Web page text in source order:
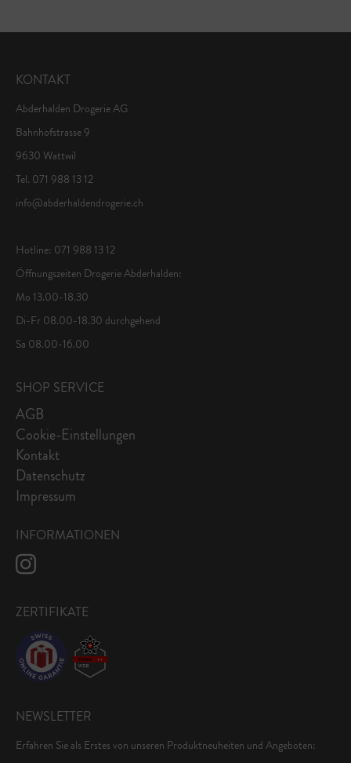
KONTAKT
Abderhalden Drogerie AG
Bahnhofstrasse 9
9630 Wattwil
Tel. 071 988 13 12
info@abderhaldendrogerie.ch
Hotline: 071 988 13 12
Öffnungszeiten Drogerie Abderhalden:
Mo 13.00-18.30
Di-Fr 08.00-18.30 durchgehend
Sa 08.00-16.00
SHOP SERVICE
AGB
Cookie-Einstellungen
Kontakt
Datenschutz
Impressum
INFORMATIONEN
ZERTIFIKATE
NEWSLETTER
Erfahren Sie als Erstes von unseren Produktneuheiten und Angeboten: